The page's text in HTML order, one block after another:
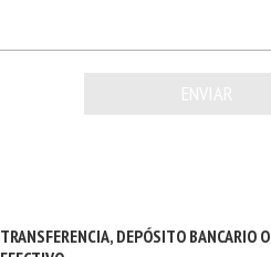
TRANSFERENCIA, DEPÓSITO BANCARIO O